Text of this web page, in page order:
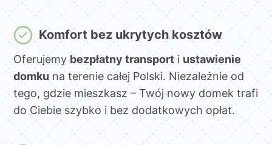
Komfort bez ukrytych kosztów
Oferujemybezpłatny transporti ustawienie
domkuna terenie całej Polski. Niezależnie od
tego, gdzie mieszkasz – Twój nowy domek trafi
do Ciebie szybko i bez dodatkowych opłat.